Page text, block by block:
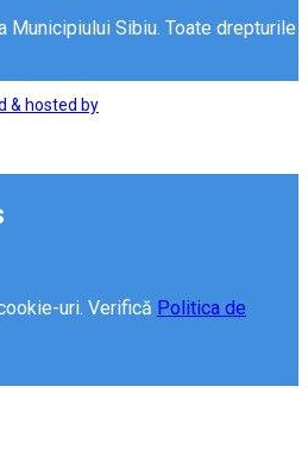
Sibiu. Toate drepturile
& hosted by
uri. Verifică Politica de